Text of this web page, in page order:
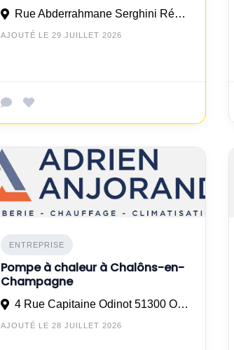
Rue Abderrahmane Serghini Rés Rawiya, 2ème Étage, Appt N°6 En face de la gare de Mohammedia
AJOUTÉ LE 29 JUILLET 2026
ENTREPRISE
Pompe à chaleur à Chalôns-en-
Champagne
4 Rue Capitaine Odinot 51300 ORCONTE
AJOUTÉ LE 28 JUILLET 2026